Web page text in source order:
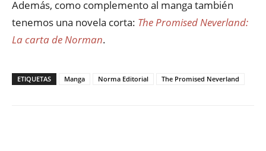
Además, como complemento al manga también
tenemos una novela corta: The Promised Neverland:
La carta de Norman.
ETIQUETAS Manga Norma Editorial The Promised Neverland